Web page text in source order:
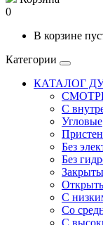
0
В корзине
Категории
КАТАЛОГ
С
Угловые
Без
Без
С
Со
С